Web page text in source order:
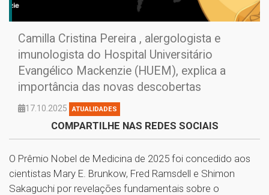
Camilla Cristina Pereira , alergologista e
imunologista do Hospital Universitário
Evangélico Mackenzie (HUEM), explica a
importância das novas descobertas
17.10.2025 ATUALIDADES
COMPARTILHE NAS REDES SOCIAIS
O Prêmio Nobel de Medicina de 2025 foi concedido aos
cientistas Mary E. Brunkow, Fred Ramsdell e Shimon
Sakaguchi por revelações fundamentais sobre o